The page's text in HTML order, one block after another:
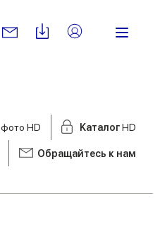
фото HD KаталогHD
Обращайтесь к нам